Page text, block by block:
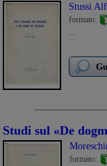
Stussi
formato:
...
Studi sul «De
formato: